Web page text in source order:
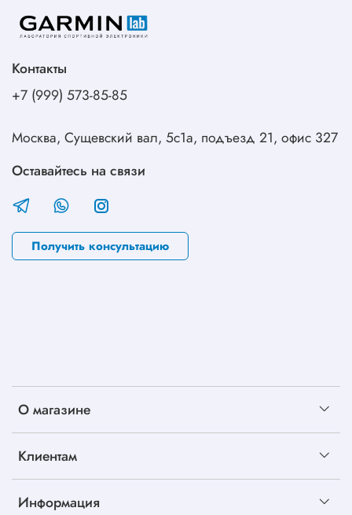
О магазине
Клиентам
Информация
Контакты
+7 (999) 573-85-85
Москва, Сущевский вал, 5с1а, подъезд 21, офис 327
Оставайтесь на связи
Получить консультацию